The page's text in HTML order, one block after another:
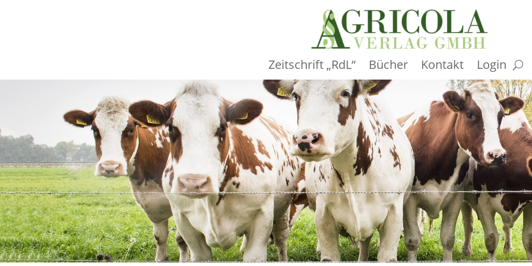
Zeitschrift „RdL“ Bücher Kontakt Login